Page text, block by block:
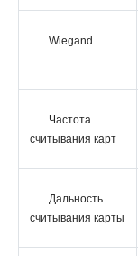
Wiegand
Частота
считывания карт
Дальность
считывания карты